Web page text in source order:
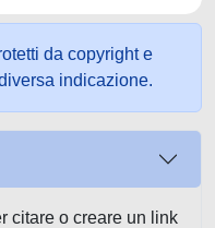
da copyright e
indicazione.
citare o creare un link